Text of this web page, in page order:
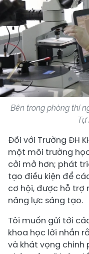
Bên trong phòng thí
Tự
Đối với Trường ĐH
một môi trường
cởi mở hơn; phát
tạo điều kiện để
cơ hội, được hỗ trợ
năng lực sáng tạo.
Tôi muốn gửi tới
khoa học lời nhắn
và khát vọng chinh